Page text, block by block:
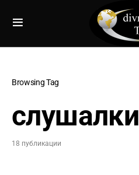
Browsing Tag
слушалки
18 публикации